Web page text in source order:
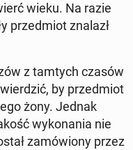
wieku. Na razie
przed­miot znalazł
z tamtych czasów
by przed­miot
żony. Jednak
wy­ko­na­nia nie
za­mó­wio­ny przez